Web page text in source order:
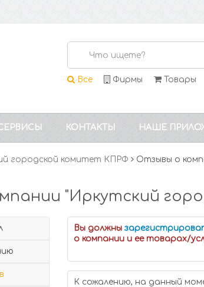
Все Фирмы Товары
КОНТАКТЫ НАШЕ
городской комитет КПРФ Отзывы о
"Иркутский
Вы должны
о компании и ее товарах/
К сожалению, на данный